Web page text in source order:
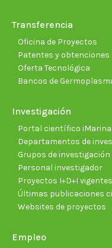
Transferencia
Oficina de Proyectos
Patentes y obtenciones
Oferta Tecnológica
Bancos de
Investigación
Portal científico iMarina
Departamentos de
Grupos de investigación
Personal investigador
Proyectos I+D+I vigentes
Últimas publicaciones
Websites de proyectos
Empleo